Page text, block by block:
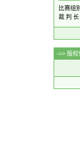
比赛组
裁 判
-=> 版权